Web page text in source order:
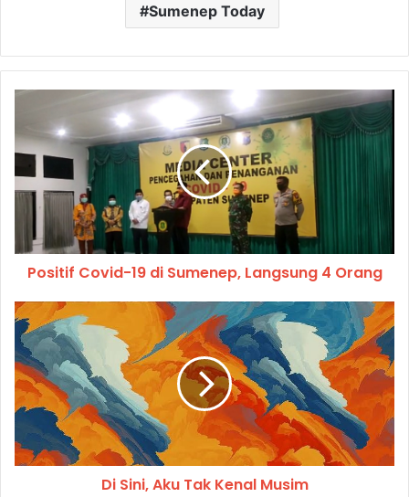
Sumenep Today
Positif Covid-19 di Sumenep, Langsung 4 Orang
Di Sini, Aku Tak Kenal Musim